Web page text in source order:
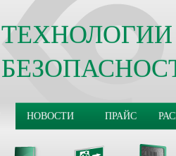
НОВОСТИ ПРАЙС